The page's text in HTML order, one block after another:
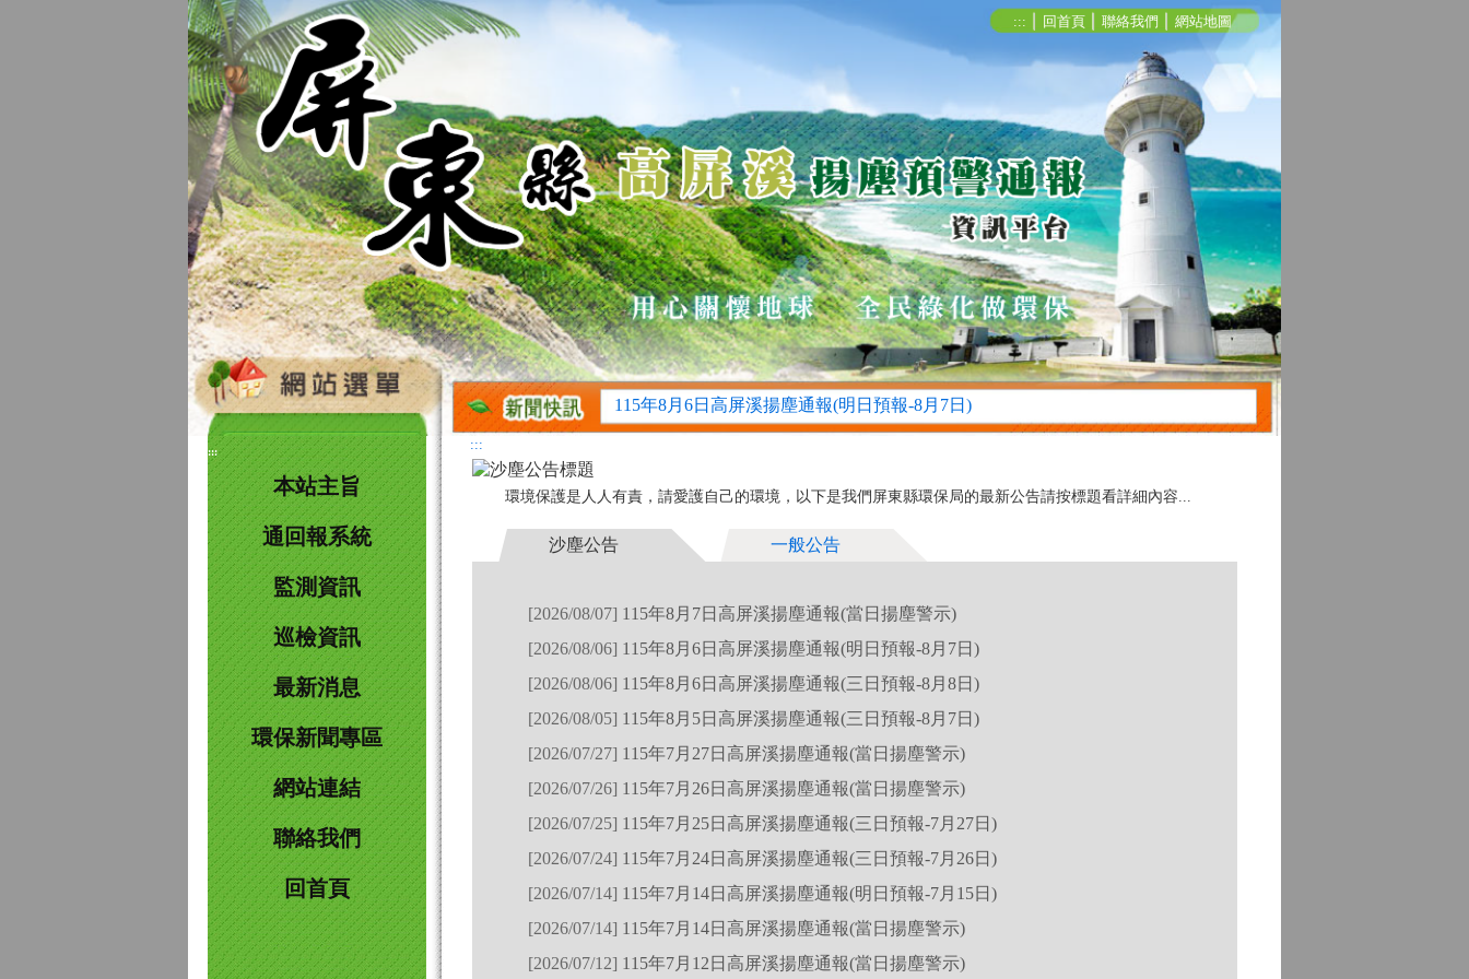
::: 回首頁 聯絡我們 網站地圖
115年8月7日高屏溪揚塵通報(當日揚塵警示)
115年8月6日高屏溪揚塵通報(三日預報-8月8日)
115年8月6日高屏溪揚塵通報(明日預報-8月7日)
115年8月5日高屏溪揚塵通報(三日預報-8月7日)
115年8月6日高屏溪揚塵通報(三日預報-8月8日)
115年8月5日高屏溪揚塵通報(三日預報-8月7日)
:::
本站主旨
通回報系統
監測資訊
巡檢資訊
最新消息
環保新聞專區
網站連結
聯絡我們
回首頁
:::
環境保護是人人有責，請愛護自己的環境，以下是我們屏東縣環保局的最新公告請按標題看詳細內容...
沙塵公告 一般公告
[2026/08/07] 115年8月7日高屏溪揚塵通報(當日揚塵警示)
[2026/08/06] 115年8月6日高屏溪揚塵通報(明日預報-8月7日)
[2026/08/06] 115年8月6日高屏溪揚塵通報(三日預報-8月8日)
[2026/08/05] 115年8月5日高屏溪揚塵通報(三日預報-8月7日)
[2026/07/27] 115年7月27日高屏溪揚塵通報(當日揚塵警示)
[2026/07/26] 115年7月26日高屏溪揚塵通報(當日揚塵警示)
[2026/07/25] 115年7月25日高屏溪揚塵通報(三日預報-7月27日)
[2026/07/24] 115年7月24日高屏溪揚塵通報(三日預報-7月26日)
[2026/07/14] 115年7月14日高屏溪揚塵通報(明日預報-7月15日)
[2026/07/14] 115年7月14日高屏溪揚塵通報(當日揚塵警示)
[2026/07/12] 115年7月12日高屏溪揚塵通報(當日揚塵警示)